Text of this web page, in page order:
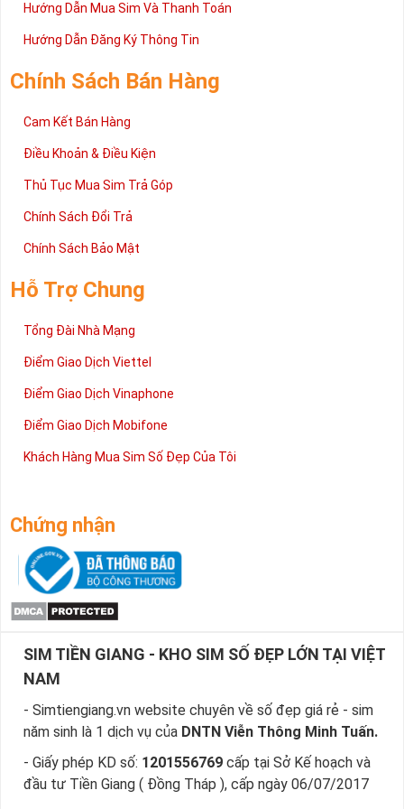
mọi người, đặc biệt là những dòng sim như sim năm sinh thì
lại càng được nâng cao quan điểm đó.
Nhưng thực chất sim năm sinh giá cả rất phải chăng và tùy
theo nhu cầu của người sử dụng mà bạn chọn cho phù hợp.
Không quá nặng về quan điểm vận hạn hên xui hay phong thủy
sim số đẹp mang hơi hướng của sự nhẹ nhàng, tinh tế và gần
Không quá kiêu sa và hổ báo như sim tam hoa, sim tứ quý,
ngũ quý, sim năm sinh khiến cho bạn bè, đối tác dễ gần hơn,
như những người bạn tri kỷ, chân thành và nhiều niềm tin.
Tất nhiên việc sử dụng sim số đẹp năm sinh sẽ củng cố vị trí
của bạn trong lòng mọi người cũng như việc đánh bóng tên
tuổi của bạn lên mà không cần dùng quá nhiều giấy giáp hoặc
sơn phủ.
chính là giải pháp để đáp ứng nhu cầu đông đảo của người
dùng về sim năm sinh.
Ngày nay bạn không chỉ dùng 1 số mà còn có thể 2 hoặc 3
số để dùng cho nhiều mục đích khác nhau.
Hướng Dẫn Mua Sim Và Thanh Toán
Hướng Dẫn Đăng Ký Thông Tin
Chính Sách Bán Hàng
Cam Kết Bán Hàng
Điều Khoản & Điều Kiện
Thủ Tục Mua Sim Trả Góp
Chính Sách Đổi Trả
Chính Sách Bảo Mật
Hỗ Trợ Chung
Tổng Đài Nhà Mạng
Điểm Giao Dịch Viettel
Điểm Giao Dịch Vinaphone
Điểm Giao Dịch Mobifone
Khách Hàng Mua Sim Số Đẹp Của Tôi
Chứng nhận
SIM TIỀN GIANG - KHO SIM SỐ ĐẸP LỚN TẠI VIỆT
NAM
- Simtiengiang.vn website chuyên về số đẹp giá rẻ - sim
năm sinh là 1 dịch vụ của DNTN Viễn Thông Minh Tuấn.
- Giấy phép KD số: 1201556769 cấp tại Sở Kế hoạch và
đầu tư Tiền Giang ( Đồng Tháp ), cấp ngày 06/07/2017